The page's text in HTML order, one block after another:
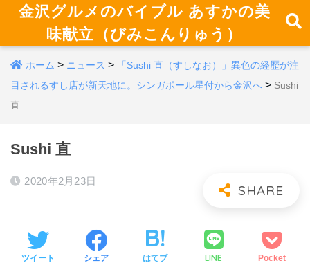
金沢グルメのバイブル あすかの美
味献立（びみこんりゅう）
ホーム > ニュース >
「Sushi 直（すしなお）」異色の経歴が注
目されるすし店が新天地に。シンガポール星付から金沢へ > Sushi
直
Sushi 直
2020年2月23日
ツイート シェア はてブ LINE Pocket